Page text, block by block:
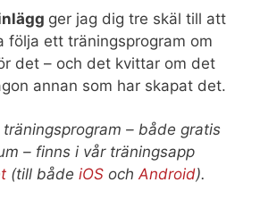
ger jag dig tre skäl till att
följa ett träningsprogram om
det – och det kvittar om det
annan som har skapat det.
– både gratis
– finns i vår träningsapp
(till både iOS ochAndroid).